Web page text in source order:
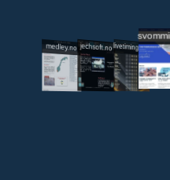
medley.no jechsoft.nolivetiming.medley.no